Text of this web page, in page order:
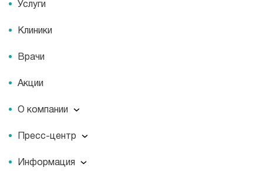
Услуги
Клиники
Врачи
Акции
О компании
О компании
История
Пресс-центр
Пресс-центр
Информация